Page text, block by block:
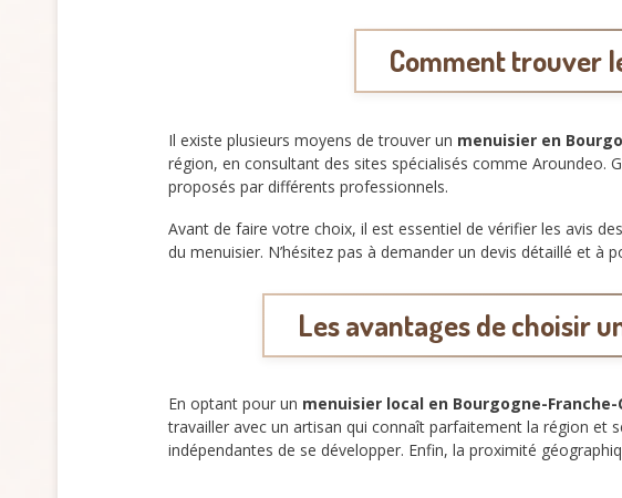
Comment trouver
Il existe plusieurs moyens de trouver un menuisier en
région, en consultant des sites spécialisés comme Aroundeo.
proposés par différents professionnels.
Avant de faire votre choix, il est essentiel de vérifier les avis
du menuisier. N’hésitez pas à demander un devis détaillé et à
Les avantages de choisir
En optant pour un menuisier local en Bourgogne-Franche-
travailler avec un artisan qui connaît parfaitement la région et
indépendantes de se développer. Enfin, la proximité